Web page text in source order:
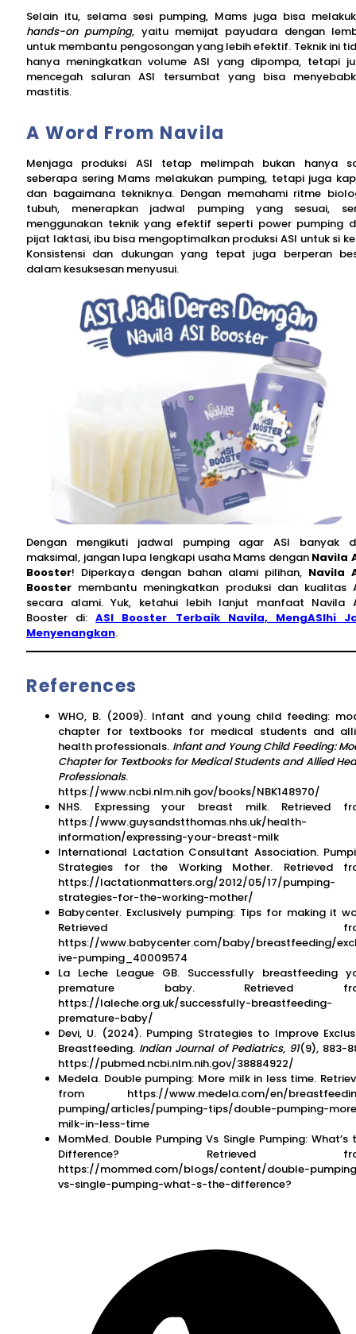
Selain itu, selama sesi pumping, Mams juga bisa
hands-on pumping, yaitu memijat payudara dengan
untuk membantu pengosongan yang lebih efektif. Teknik ini
hanya meningkatkan volume ASI yang dipompa, tetapi
mencegah saluran ASI tersumbat yang bisa
mastitis.
A Word From Navila
Menjaga produksi ASI tetap melimpah bukan hanya
seberapa sering Mams melakukan pumping, tetapi juga
dan bagaimana tekniknya. Dengan memahami ritme
tubuh, menerapkan jadwal pumping yang sesuai,
menggunakan teknik yang efektif seperti power pumping
pijat laktasi, ibu bisa mengoptimalkan produksi ASI untuk si
Konsistensi dan dukungan yang tepat juga berperan
dalam kesuksesan menyusui.
Dengan mengikuti jadwal pumping agar ASI banyak
maksimal, jangan lupa lengkapi usaha Mams dengan Navila
Booster! Diperkaya dengan bahan alami pilihan, Navila
Booster membantu meningkatkan produksi dan kualitas
secara alami. Yuk, ketahui lebih lanjut manfaat Navila
Booster di:ASI Booster Terbaik Navila, MengASIhi
Menyenangkan.
References
WHO, B. (2009). Infant and young child feeding:
chapter for textbooks for medical students and
health professionals. Infant and Young Child Feeding:
Chapter for Textbooks for Medical Students and Allied
Professionals.
https://www.ncbi.nlm.nih.gov/books/NBK148970/
NHS. Expressing your breast milk. Retrieved
https://www.guysandstthomas.nhs.uk/health-
information/expressing-your-breast-milk
International Lactation Consultant Association.
Strategies for the Working Mother. Retrieved
https://lactationmatters.org/2012/05/17/pumping-
strategies-for-the-working-mother/
Babycenter. Exclusively pumping: Tips for making it
Retrieved
https://www.babycenter.com/baby/breastfeeding/
ive-pumping_40009574
La Leche League GB. Successfully breastfeeding
premature baby. Retrieved
https://laleche.org.uk/successfully-breastfeeding-
premature-baby/
Devi, U. (2024). Pumping Strategies to Improve
Breastfeeding. Indian Journal of Pediatrics, 91(9), 883-
https://pubmed.ncbi.nlm.nih.gov/38884922/
Medela. Double pumping: More milk in less time.
from https://www.medela.com/en/
pumping/articles/pumping-tips/double-pumping-
milk-in-less-time
MomMed. Double Pumping Vs Single Pumping: What’s
Difference? Retrieved
https://mommed.com/blogs/content/double-
vs-single-pumping-what-s-the-difference?